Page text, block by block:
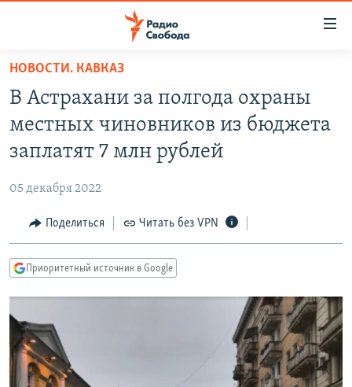
упрощенного
доступа
основному
Вернутся
Вернутся
поиску
ПОДКАСТЫ
АВТОРСКИЕ ПРОЕКТЫ
МНЕНИЯ
КУЛЬТУРА
КАВКАЗ.РЕАЛИИ
СИБИРЬ.РЕАЛИИ
РАСПИСАНИЕ ВЕЩАНИЯ
НОВОСТИ. КАВКАЗ
В Астрахани за полгода охраны
местных чиновников из бюджета
заплатят 7 млн рублей
05 декабря 2022
Поделиться Читать без VPN
Приоритетный источник в Google